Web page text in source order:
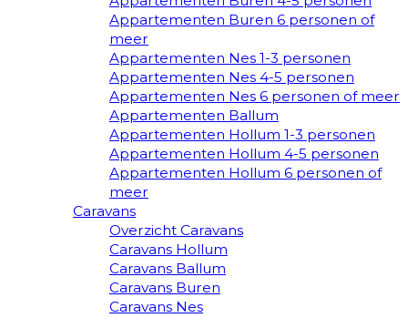
Appartementen Buren 6 personen of
meer
Appartementen Nes 1-3 personen
Appartementen Nes 4-5 personen
Appartementen Nes 6 personen of meer
Appartementen Ballum
Appartementen Hollum 1-3 personen
Appartementen Hollum 4-5 personen
Appartementen Hollum 6 personen of
meer
Caravans
Overzicht Caravans
Caravans Hollum
Caravans Ballum
Caravans Buren
Caravans Nes